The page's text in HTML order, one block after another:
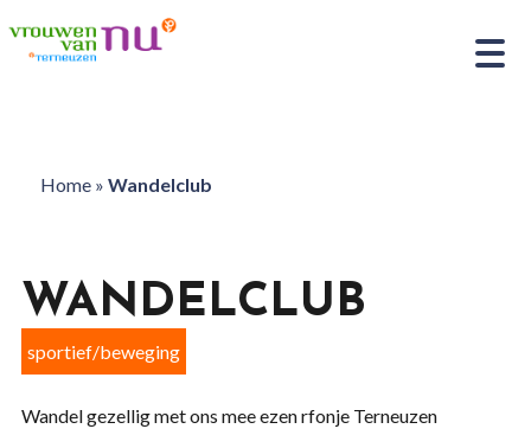
Home» Wandelclub
WANDELCLUB
sportief/beweging
Wandel gezellig met ons mee ezen rfonje Terneuzen